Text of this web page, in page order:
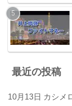
最近の投稿
10月13日 カシメ